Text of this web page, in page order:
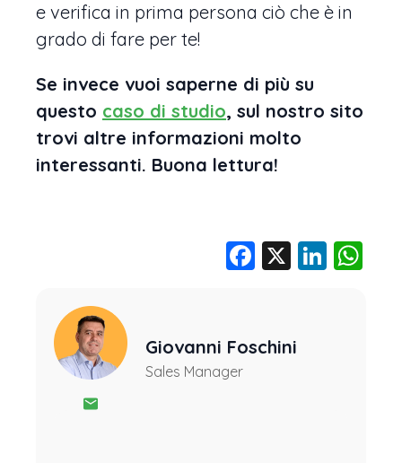
e verifica in prima persona ciò che è in
grado di fare per te!
Se invece vuoi saperne di più su
questo caso di studio, sul nostro sito
trovi altre informazioni molto
interessanti. Buona lettura!
Facebook
X
Giovanni Foschini
Sales Manager